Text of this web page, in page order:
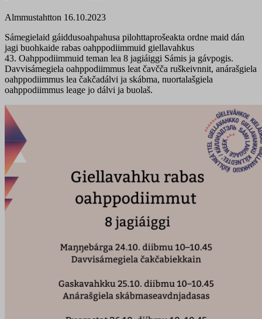
Almmustahtton 16.10.2023
Sámegielaid gáiddusoahpahusa pilohttaprošeakta ordne maid dán
jagi buohkaide rabas oahppodiimmuid giellavahkus
43. Oahppodiimmuid teman lea 8 jagiáiggi Sámis ja gávpogis.
Davvisámegiela oahppodiimmus leat čavčča ruškeivnnit, anárašgiela
oahppodiimmus lea čakčadálvi ja skábma, nuortalašgiela
oahppodiimmus leage jo dálvi ja buolaš.